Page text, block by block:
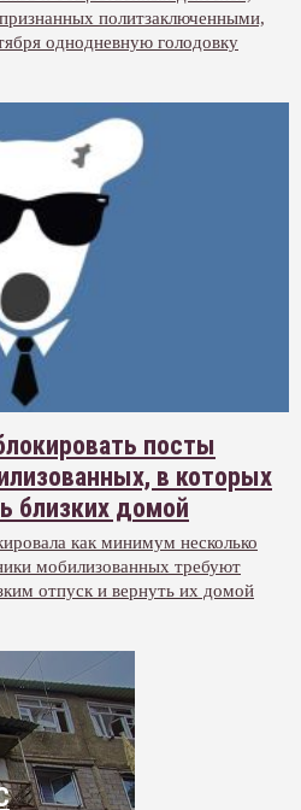
политзаключенными,
однодневную голодовку
посты
в которых
близких домой
как минимум несколько
мобилизованных требуют
отпуск и вернуть их домой